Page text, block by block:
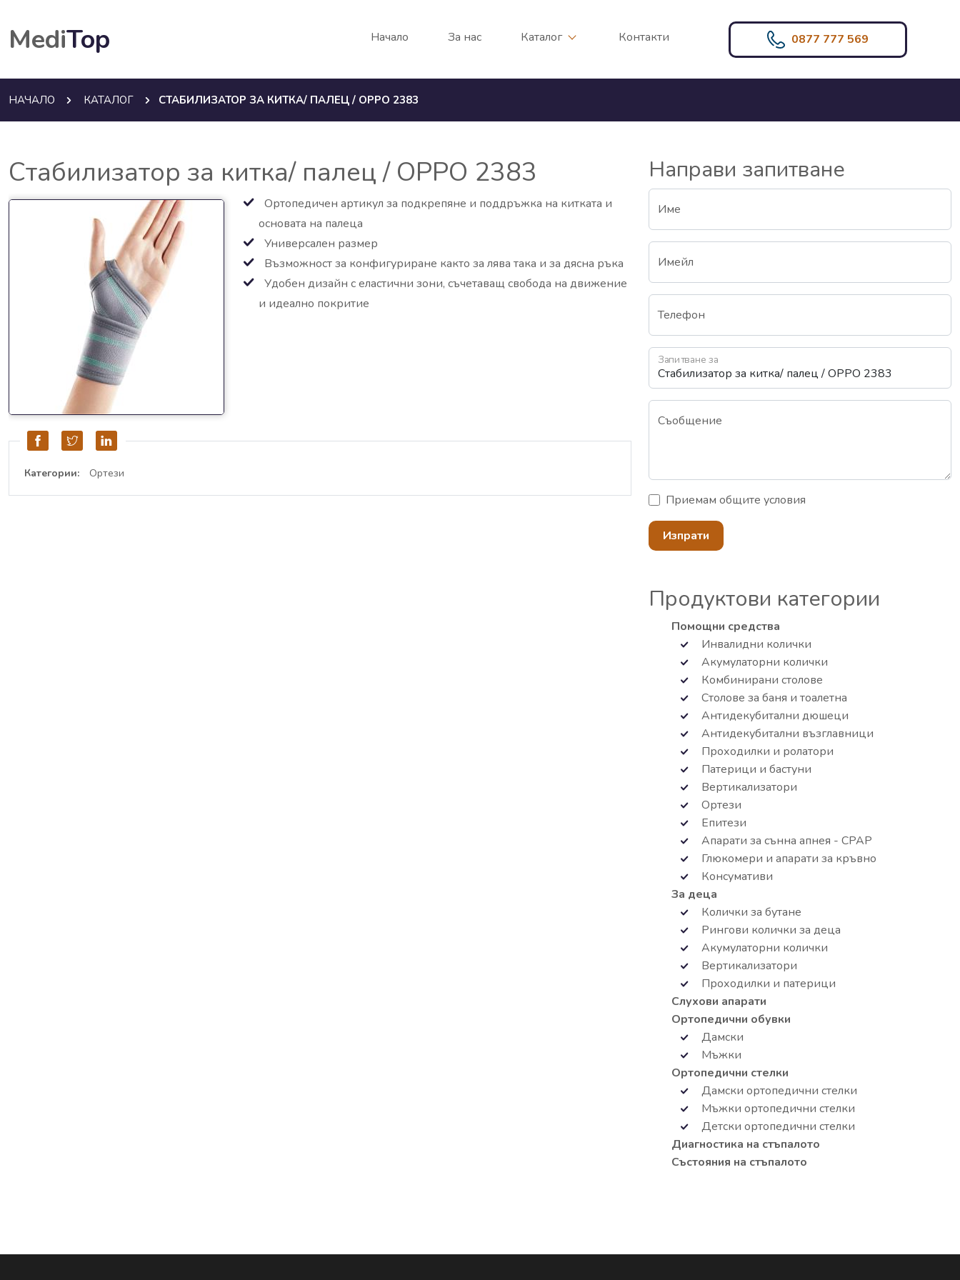
MediTop Начало За нас Каталог Контакти 0877 777 569
НАЧАЛО КАТАЛОГ СТАБИЛИЗАТОР ЗА КИТКА/ ПАЛЕЦ / OPPO 2383
Стабилизатор за китка/ палец / OPPO 2383
Ортопедичен артикул за подкрепяне и поддръжка на китката и
основата на палеца
Универсален размер
Възможност за конфигуриране както за лява така и за дясна ръка
Удобен дизайн с еластични зони, съчетаващ свобода на движение
и идеално покритие
Категории: Ортези
Направи запитване
Име
Имейл
Телефон
Запитване за
Съобщение
Приемамобщите условия
Изпрати
Продуктови категории
Помощни средства
Инвалидни колички
Акумулаторни колички
Комбинирани столове
Столове за баня и тоалетна
Антидекубитални дюшеци
Антидекубитални възглавници
Проходилки и ролатори
Патерици и бастуни
Вертикализатори
Ортези
Епитези
Апарати за сънна апнея - СРАР
Глюкомери и апарати за кръвно
Консумативи
За деца
Колички за бутане
Рингови колички за деца
Акумулаторни колички
Вертикализатори
Проходилки и патерици
Слухови апарати
Ортопедични обувки
Дамски
Мъжки
Ортопедични стелки
Дамски ортопедични стелки
Мъжки ортопедични стелки
Детски ортопедични стелки
Диагностика на стъпалото
Състояния на стъпалото